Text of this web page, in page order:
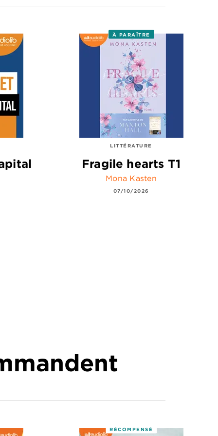
À PARAÎTRE
LITTÉRATURE
Fragile hearts T1
Mona Kasten
07/10/2026
RÉCOMPENSÉ